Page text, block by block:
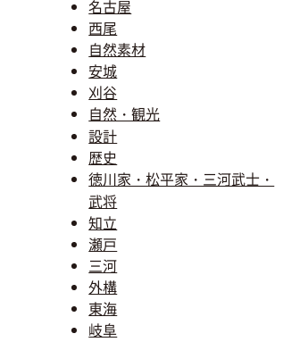
名古屋
西尾
自然素材
安城
刈谷
自然・観光
設計
歴史
徳川家・松平家・三河武士・
武将
知立
瀬戸
三河
外構
東海
岐阜